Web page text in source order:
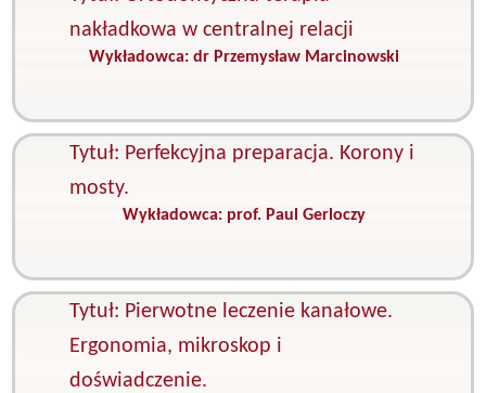
nakładkowa w centralnej relacji
Wykładowca: dr Przemysław Marcinowski
Tytuł: Perfekcyjna preparacja. Korony i
mosty.
Wykładowca: prof. Paul Gerloczy
Tytuł: Pierwotne leczenie kanałowe.
Ergonomia, mikroskop i
doświadczenie.